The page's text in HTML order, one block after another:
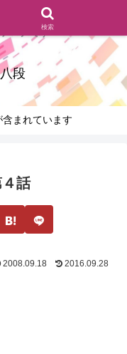
すじレビュー(復習ネタ
ログです
段
まれています
４話
2008.09.18 2016.09.28
検索